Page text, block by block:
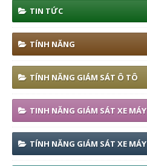
TIN TỨC
TÍNH NĂNG
TÍNH NĂNG GIÁM SÁT Ô TÔ
TINH NĂNG GIÁM SÁT XE MÁY
TÍNH NĂNG GIÁM SÁT XE MÁY